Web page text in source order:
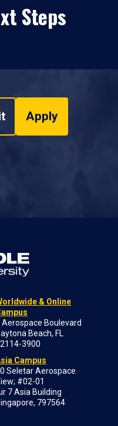
Steps
Apply
& Online
Aerospace Boulevard
Beach, FL
3900
Campus
Seletar Aerospace
#02-01
7 Asia Building
797564